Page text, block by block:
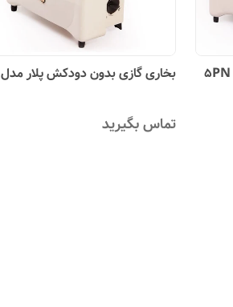
بخاری گازی بدون دودکش پلار مدل 2PN
تماس بگیرید